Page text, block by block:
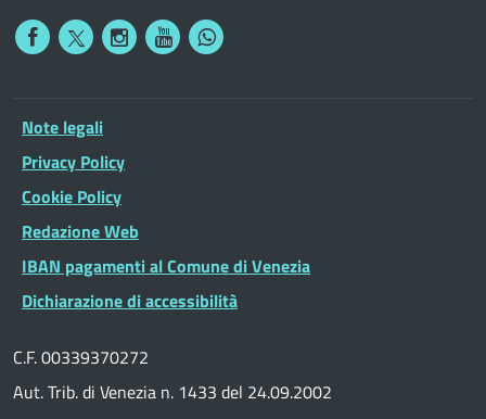
Note legali
Privacy Policy
Cookie Policy
Redazione Web
IBAN pagamenti al Comune di Venezia
Dichiarazione di accessibilità
C.F. 00339370272
Aut. Trib. di Venezia n. 1433 del 24.09.2002